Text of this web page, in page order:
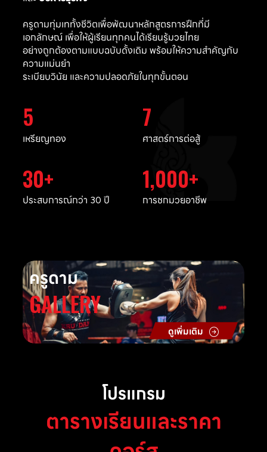
ครูดามทุ่มเททั้งชีวิตเพื่อพัฒนาหลักสูตรการฝึกที่มี
เอกลักษณ์ เพื่อให้ผู้เรียนทุกคนได้เรียนรู้มวยไทย
อย่างถูกต้องตามแบบฉบับดั้งเดิม พร้อมให้ความสำคัญกับ
ความแม่นยำ
ระเบียบวินัย และความปลอดภัยในทุกขั้นตอน
5
เหรียญทอง
7
ศาสตร์การต่อสู้
30
ประสบการณ์กว่า 30 ปี
1,000
การชกมวยอาชีพ
ครูดาม
GALLERY
ดูเพิ่มเติม
โปรแกรม
ตารางเรียนและราคา